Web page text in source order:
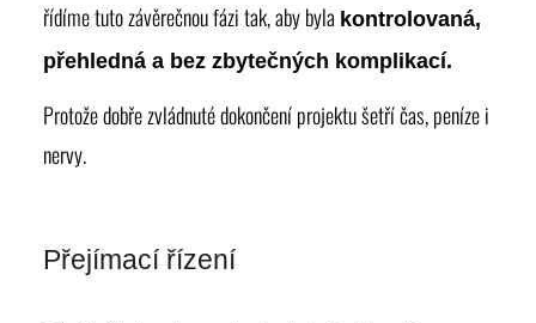
řídíme tuto závěrečnou fázi tak, aby byla kontrolovaná,
přehledná a bez zbytečných komplikací.
Protože dobře zvládnuté dokončení projektu šetří čas, peníze i
nervy.
Přejímací řízení